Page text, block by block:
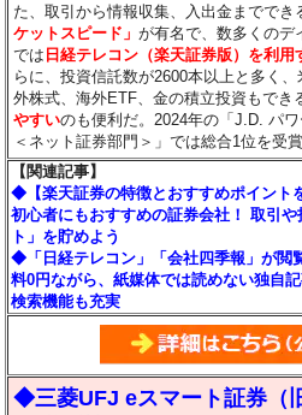
た、取引から情報収集、入出金まででき
ケットスピード」が有名で、数多くのデ
では 日経テレコン（楽天証券版）を利
らに、投資信託数が2600本以上と多く
外株式、海外ETF、金の積立投資もでき
やすいのも便利だ。2024年の「J.D. パ
＜ネット証券部門＞」では総合1位を受賞
【関連記事】
◆【楽天証券の特徴とおすすめポイント
初心者にもおすすめの証券会社！ 取引
ト」を貯めよう
◆「日経テレコン」「会社四季報」が閲
料0円ながら、紙媒体では読めない独自
検索機能も充実
◆三菱UFJ eスマート証券（